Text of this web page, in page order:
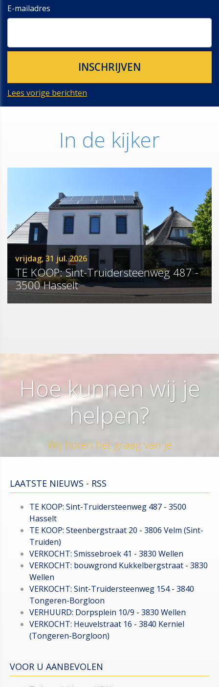
E-mailadres
Lees vorige berichten
In de kijker
vrijdag, 31 jul. 2026
TE KOOP: Sint-Truidersteenweg 487 -
3500 Hasselt
Hoe kunnen wij je
helpen?
Wij horen het graag van je
LAATSTE NIEUWS - RSS
TE KOOP: Sint-Truidersteenweg 487 - 3500
Hasselt
TE KOOP: Steenbergstraat 20 - 3806 Velm (Sint-
Truiden)
VERKOCHT: Smissebroek 41 - 3830 Wellen
VERKOCHT: bouwgrond Kukkelbergstraat - 3830
Wellen
VERKOCHT: Sint-Truidersteenweg 154 - 3840
Tongeren-Borgloon
VERHUURD: Dorpsplein 10/9 - 3830 Wellen
VERKOCHT: Heuvelstraat 16 - 3840 Kerniel
(Tongeren-Borgloon)
VOOR U AANBEVOLEN